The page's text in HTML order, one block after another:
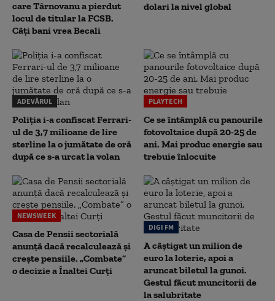
care Târnovanu a pierdut
locul de titular la FCSB.
Câți bani vrea Becali
dolari la nivel global
ADEVĂRUL
Poliția i-a confiscat Ferrari-
ul de 3,7 milioane de lire
sterline la o jumătate de oră
după ce s-a urcat la volan
PLAYTECH
Ce se întâmplă cu panourile
fotovoltaice după 20-25 de
ani. Mai produc energie sau
trebuie înlocuite
NEWSWEEK
Casa de Pensii sectorială
anunță dacă recalculează și
crește pensiile. „Combate”
o decizie a Înaltei Curți
DIGI FM
A câștigat un milion de
euro la loterie, apoi a
aruncat biletul la gunoi.
Gestul făcut muncitorii de
la salubritate